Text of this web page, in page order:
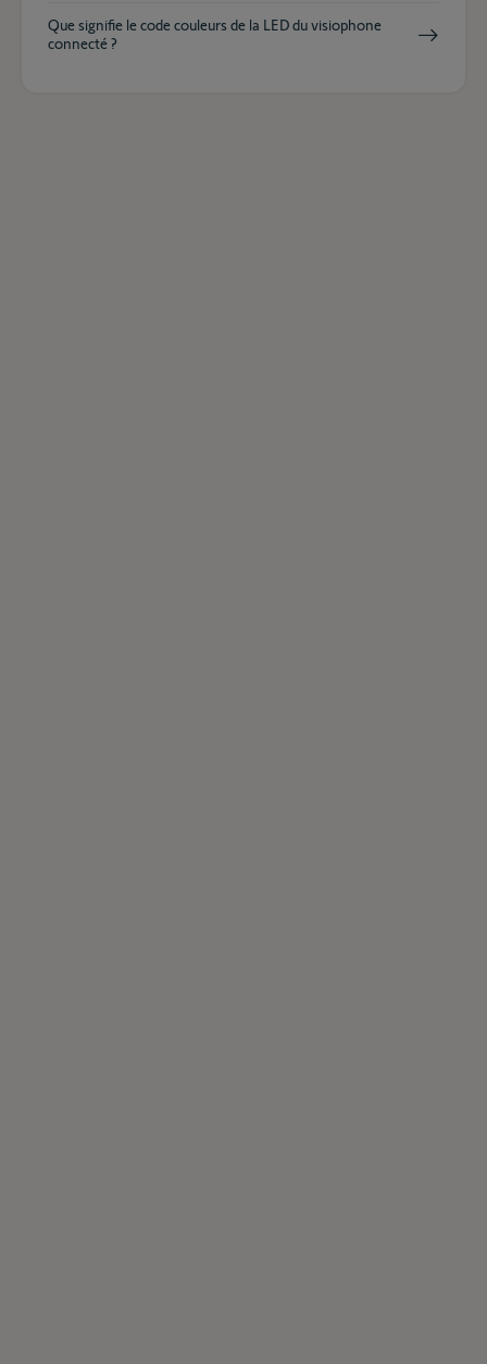
Que signifie le code couleurs de la LED du visiophone
connecté ?